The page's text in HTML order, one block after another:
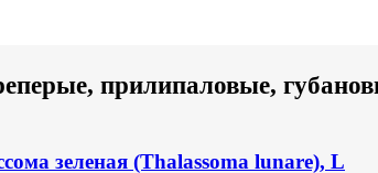
прилипаловые,
зеленая (Thalassoma lunare), L